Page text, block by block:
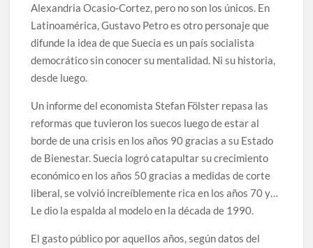
Alexandria Ocasio-Cortez, pero no son los únicos. En
Latinoamérica, Gustavo Petro es otro personaje que
difunde la idea de que Suecia es un país socialista
democrático sin conocer su mentalidad. Ni su historia,
desde luego.
Un informe del economista Stefan Fölster repasa las
reformas que tuvieron los suecos luego de estar al
borde de una crisis en los años 90 gracias a su Estado
de Bienestar. Suecia logró catapultar su crecimiento
económico en los años 50 gracias a medidas de corte
liberal, se volvió increíblemente rica en los años 70 y…
Le dio la espalda al modelo en la década de 1990.
El gasto público por aquellos años, según datos del